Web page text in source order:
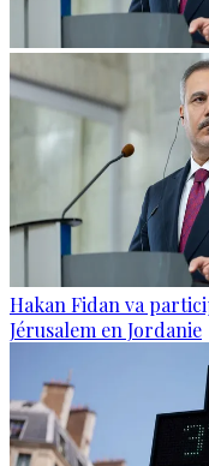
Hakan Fidan va
Jérusalem en Jordanie